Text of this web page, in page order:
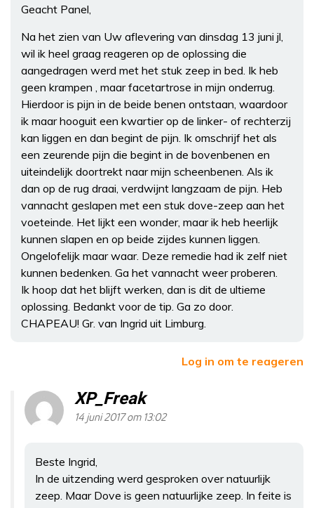
Geacht Panel,
Na het zien van Uw aflevering van dinsdag 13 juni jl,
wil ik heel graag reageren op de oplossing die
aangedragen werd met het stuk zeep in bed. Ik heb
geen krampen , maar facetartrose in mijn onderrug.
Hierdoor is pijn in de beide benen ontstaan, waardoor
ik maar hooguit een kwartier op de linker- of rechterzij
kan liggen en dan begint de pijn. Ik omschrijf het als
een zeurende pijn die begint in de bovenbenen en
uiteindelijk doortrekt naar mijn scheenbenen. Als ik
dan op de rug draai, verdwijnt langzaam de pijn. Heb
vannacht geslapen met een stuk dove-zeep aan het
voeteinde. Het lijkt een wonder, maar ik heb heerlijk
kunnen slapen en op beide zijdes kunnen liggen.
Ongelofelijk maar waar. Deze remedie had ik zelf niet
kunnen bedenken. Ga het vannacht weer proberen.
Ik hoop dat het blijft werken, dan is dit de ultieme
oplossing. Bedankt voor de tip. Ga zo door.
CHAPEAU! Gr. van Ingrid uit Limburg.
Log in om te reageren
XP_Freak
14 juni 2017 om 13:02
Beste Ingrid,
In de uitzending werd gesproken over natuurlijk
zeep. Maar Dove is geen natuurlijke zeep. In feite is